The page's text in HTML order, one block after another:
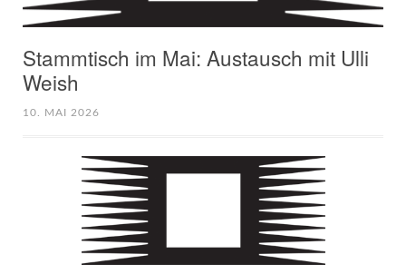
Stammtisch im Mai: Austausch mit Ulli
Weish
10. MAI 2026